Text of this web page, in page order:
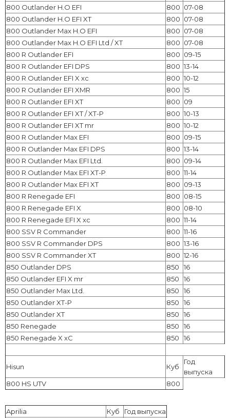
800 Outlander H.O EFI
800 07-08
800 Outlander H.O EFI XT
800 07-08
800 Outlander Max H.O EFI
800 07-08
800 Outlander Max H.O EFI Ltd / XT
800 07-08
800 R Outlander EFI
800 09-15
800 R Outlander EFI DPS
800 13-14
800 R Outlander EFI X xc
800 10-12
800 R Outlander EFI XMR
800 15
800 R Outlander EFI XT
800 09
800 R Outlander EFI XT / XT-P
800 10-13
800 R Outlander EFI XT mr
800 10-12
800 R Outlander Max EFI
800 09-15
800 R Outlander Max EFI DPS
800 13-14
800 R Outlander Max EFI Ltd.
800 09-14
800 R Outlander Max EFI XT-P
800 11-14
800 R Outlander Max EFI XT
800 09-13
800 R Renegade EFI
800 08-15
800 R Renegade EFI X
800 08-10
800 R Renegade EFI X xc
800 11-14
800 SSV R Commander
800 11-16
800 SSV R Commander DPS
800 13-16
800 SSV R Commander XT
800 12-16
850 Outlander DPS
850
16
850 Outlander EFI X mr
850
16
850 Outlander Max Ltd.
850
16
850 Outlander XT-P
850
16
850 Outlander XT
850
16
850 Renegade
850
16
850 Renegade X xC
850 16
Hisun Куб
Год
выпуска
800 HS UTV
800
Aprilia Куб
Год выпуска